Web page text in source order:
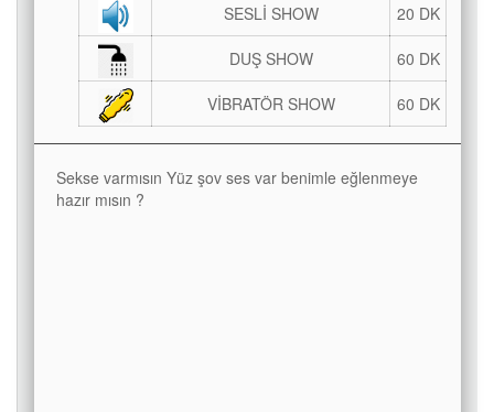
SESLİ SHOW 20 DK
DUŞ SHOW 60 DK
VİBRATÖR SHOW 60 DK
Sekse varmısın Yüz şov ses var benimle eğlenmeye
hazır mısın ?